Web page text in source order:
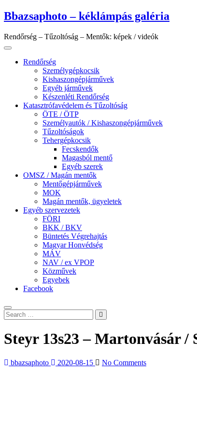
Skip
to
Bbazsaphoto – kéklámpás galéria
Rendőrség – Tűzoltóság – Mentők: képek / videók
Rendőrség
Személygépkocsik
Kishaszongépjárművek
Egyéb járművek
Készenléti Rendőrség
Katasztrófavédelem és Tűzoltóság
ÖTE / ÖTP
Személyautók / Kishaszongépjárművek
Tűzoltóságok
Tehergépkocsik
Fecskendők
Magasból mentő
Egyéb szerek
OMSZ / Magán mentők
Mentőgépjárművek
MOK
Magán mentők, ügyeletek
Egyéb szervezetek
FÖRI
BKK / BKV
Büntetés Végrehajtás
Magyar Honvédség
MÁV
NAV / ex VPOP
Közművek
Egyebek
Facebook
Steyr 13s23 – Martonvásár /
bbazsaphoto 2020-08-15 No Comments